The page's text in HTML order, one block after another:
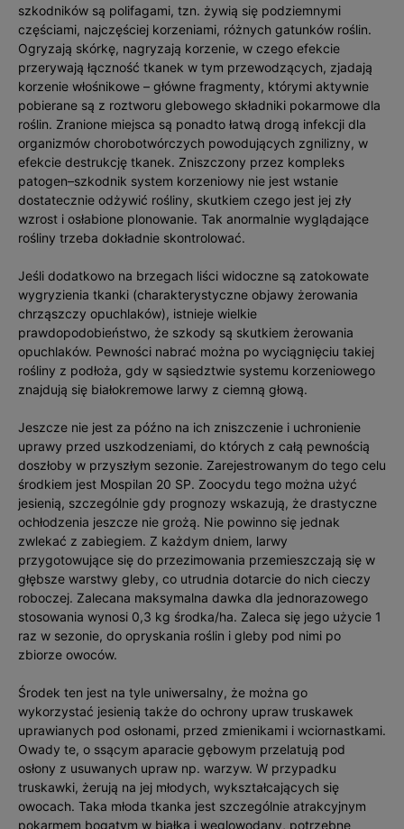
szkodników są polifagami, tzn. żywią się podziemnymi
częściami, najczęściej korzeniami, różnych gatunków roślin.
Ogryzają skórkę, nagryzają korzenie, w czego efekcie
przerywają łączność tkanek w tym przewodzących, zjadają
korzenie włośnikowe – główne fragmenty, którymi aktywnie
pobierane są z roztworu glebowego składniki pokarmowe dla
roślin. Zranione miejsca są ponadto łatwą drogą infekcji dla
organizmów chorobotwórczych powodujących zgnilizny, w
efekcie destrukcję tkanek. Zniszczony przez kompleks
patogen–szkodnik system korzeniowy nie jest wstanie
dostatecznie odżywić rośliny, skutkiem czego jest jej zły
wzrost i osłabione plonowanie. Tak anormalnie wyglądające
rośliny trzeba dokładnie skontrolować.
Jeśli dodatkowo na brzegach liści widoczne są zatokowate
wygryzienia tkanki (charakterystyczne objawy żerowania
chrząszczy opuchlaków), istnieje wielkie
prawdopodobieństwo, że szkody są skutkiem żerowania
opuchlaków. Pewności nabrać można po wyciągnięciu takiej
rośliny z podłoża, gdy w sąsiedztwie systemu korzeniowego
znajdują się białokremowe larwy z ciemną głową.
Jeszcze nie jest za późno na ich zniszczenie i uchronienie
uprawy przed uszkodzeniami, do których z całą pewnością
doszłoby w przyszłym sezonie. Zarejestrowanym do tego celu
środkiem jest Mospilan 20 SP. Zoocydu tego można użyć
jesienią, szczególnie gdy prognozy wskazują, że drastyczne
ochłodzenia jeszcze nie grożą. Nie powinno się jednak
zwlekać z zabiegiem. Z każdym dniem, larwy
przygotowujące się do przezimowania przemieszczają się w
głębsze warstwy gleby, co utrudnia dotarcie do nich cieczy
roboczej. Zalecana maksymalna dawka dla jednorazowego
stosowania wynosi 0,3 kg środka/ha. Zaleca się jego użycie 1
raz w sezonie, do opryskania roślin i gleby pod nimi po
zbiorze owoców.
Środek ten jest na tyle uniwersalny, że można go
wykorzystać jesienią także do ochrony upraw truskawek
uprawianych pod osłonami, przed zmienikami i wciornastkami.
Owady te, o ssącym aparacie gębowym przelatują pod
osłony z usuwanych upraw np. warzyw. W przypadku
truskawki, żerują na jej młodych, wykształcających się
owocach. Taka młoda tkanka jest szczególnie atrakcyjnym
pokarmem bogatym w białka i węglowodany, potrzebne